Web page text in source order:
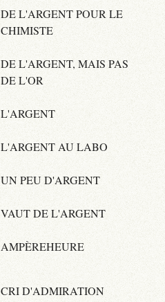
DE L'ARGENT POUR LE
CHIMISTE
DE L'ARGENT, MAIS PAS
DE L'OR
L'ARGENT
L'ARGENT AU LABO
UN PEU D'ARGENT
VAUT DE L'ARGENT
AMPÈREHEURE
CRI D'ADMIRATION